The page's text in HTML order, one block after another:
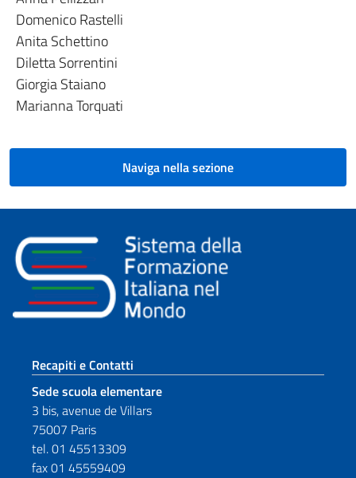
Domenico Rastelli
Anita Schettino
Diletta Sorrentini
Giorgia Staiano
Marianna Torquati
Naviga nella sezione
Sezione footer
Recapiti e Contatti
Sede scuola elementare
3 bis, avenue de Villars
75007 Paris
tel. 01 45513309
fax 01 45559409